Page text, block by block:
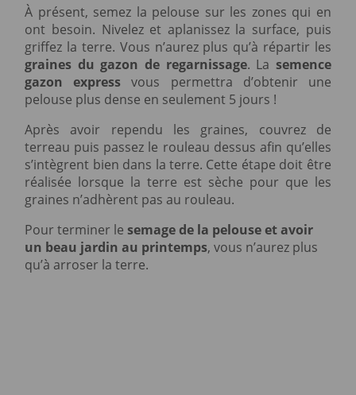
À présent, semez la pelouse sur les zones qui en
ont besoin. Nivelez et aplanissez la surface, puis
griffez la terre. Vous n’aurez plus qu’à répartir les
graines du gazon de regarnissage. La semence
gazon express vous permettra d’obtenir une
pelouse plus dense en seulement 5 jours !
Après avoir rependu les graines, couvrez de
terreau puis passez le rouleau dessus afin qu’elles
s’intègrent bien dans la terre. Cette étape doit être
réalisée lorsque la terre est sèche pour que les
graines n’adhèrent pas au rouleau.
Pour terminer lesemage de la pelouse et avoir
un beau jardin au printemps, vous n’aurez plus
qu’à arroser la terre.